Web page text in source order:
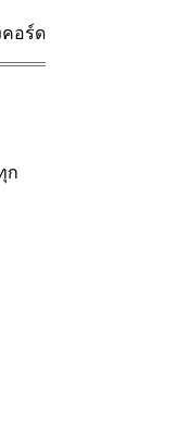
คอร์ด
ก